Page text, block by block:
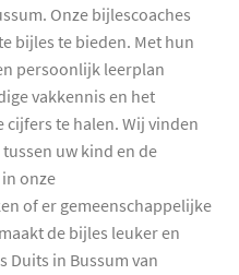
Onze bijlescoaches
bijles te bieden. Met hun
persoonlijk leerplan
vakkennis en het
te halen. Wij vinden
uw kind en de
onze
of er gemeenschappelijke
de bijles leuker en
Duits in Bussum van